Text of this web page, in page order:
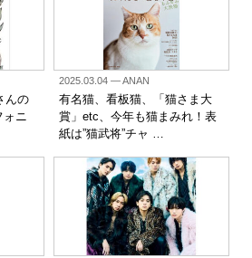
んの
ォニ
2025.03.04— ANAN
有名猫、看板猫、「猫さま大
賞」etc、今年も猫まみれ！表
紙は”猫武将”チャ …